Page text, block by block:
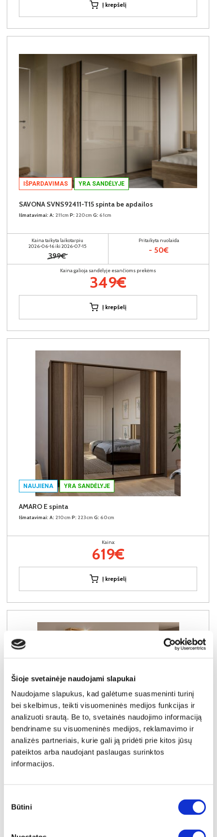
Šioje svetainėje naudojami slapukai
Naudojame slapukus, kad galėtume suasmeninti turinį
bei skelbimus, teikti visuomeninės medijos funkcijas ir
analizuoti srautą. Be to, svetainės naudojimo informaciją
bendriname su visuomeninės medijos, reklamavimo ir
analizės partneriais, kurie gali ją pridėti prie kitos jūsų
pateiktos arba naudojant paslaugas surinktos
informacijos.
pasirinkimas
Būtini
Į krepšelį
IŠPARDAVIMAS YRA SANDĖLYJE
SAVONA SVNS92411-T15 spinta be apdailos
Išmatavimai: A: 211cm P: 220cm G: 61cm
Kaina taikyta laikotarpiu
2026-06-16 iki 2026-07-15
399€
Pritaikyta nuolaida
- 50€
Kaina galioja sandėlyje esančioms prekėms
349€
Į krepšelį
NAUJIENA YRA SANDĖLYJE
AMARO E spinta
Išmatavimai: A: 210cm P: 223cm G: 60cm
Kaina:
619€
Į krepšelį
YRA SANDĖLYJE